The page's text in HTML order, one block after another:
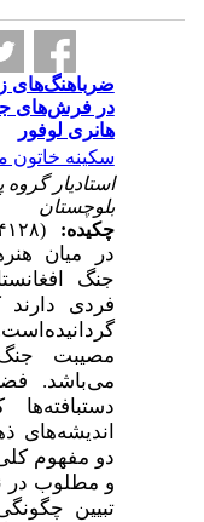
ضرباهنگ‌های
در فرش‌های
هانری لوفور
سکینه خاتون
استادیار
بلوچستان
چکیده:
در میان
جنگ
فردی دارند
مصیبت
می‌باشد.
اندیشه‌های
دو مفهوم
و مطلوب در
تبیین